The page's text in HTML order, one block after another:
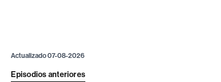
Actualizado 07-08-2026
Episodios anteriores